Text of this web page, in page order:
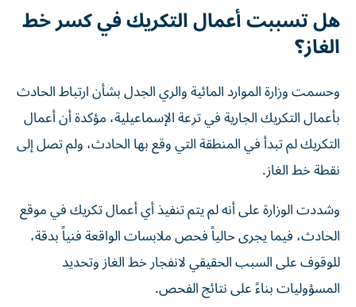
هل تسببت أعمال التكريك في كسر خط
الغاز؟
وحسمت وزارة الموارد المائية والري الجدل بشأن ارتباط الحادث
بأعمال التكريك الجارية في ترعة الإسماعيلية، مؤكدة أن أعمال
التكريك لم تبدأ في المنطقة التي وقع بها الحادث، ولم تصل إلى
نقطة خط الغاز.
وشددت الوزارة على أنه لم يتم تنفيذ أي أعمال تكريك في موقع
الحادث، فيما يجرى حالياً فحص ملابسات الواقعة فنياً بدقة،
للوقوف على السبب الحقيقي لانفجار خط الغاز وتحديد
المسؤوليات بناءً على نتائج الفحص.